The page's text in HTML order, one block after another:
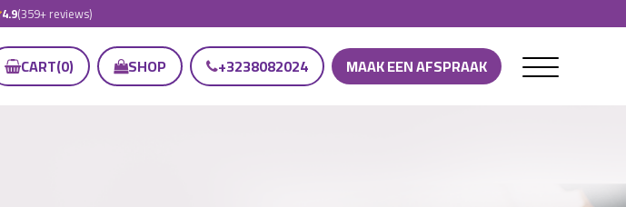
4.9(359+ reviews)
CART(0) SHOP +3238082024 MAAK EEN AFSPRAAK